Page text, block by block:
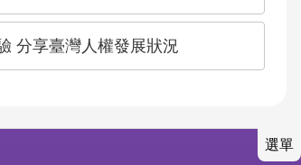
分享臺灣人權發展狀況
選單